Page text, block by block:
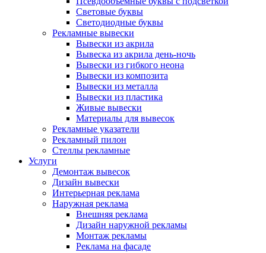
Световые буквы
Светодиодные буквы
Рекламные вывески
Вывески из акрила
Вывеска из акрила день-ночь
Вывески из гибкого неона
Вывески из композита
Вывески из металла
Вывески из пластика
Живые вывески
Материалы для вывесок
Рекламные указатели
Рекламный пилон
Стеллы рекламные
Услуги
Демонтаж вывесок
Дизайн вывески
Интерьерная реклама
Наружная реклама
Внешняя реклама
Дизайн наружной рекламы
Монтаж рекламы
Реклама на фасаде